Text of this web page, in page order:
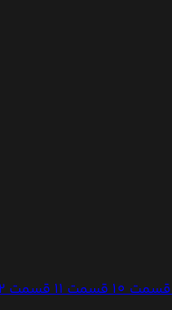
قسمت 10 قسمت 11 قسمت 12